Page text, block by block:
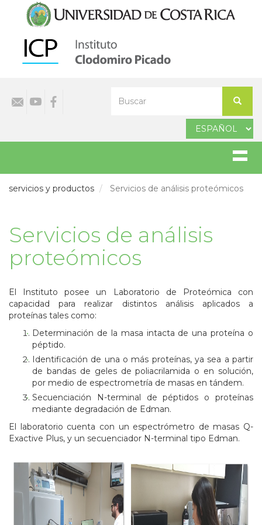
contenido
principal
Buscar
your
servicios y productos Servicios de análisis proteómicos
Servicios de análisis
proteómicos
El Instituto posee un Laboratorio de Proteómica con
capacidad para realizar distintos análisis aplicados a
proteínas tales como:
Determinación de la masa intacta de una proteína o
péptido.
Identificación de una o más proteínas, ya sea a partir
de bandas de geles de poliacrilamida o en solución,
por medio de espectrometría de masas en tándem.
Secuenciación N-terminal de péptidos o proteínas
mediante degradación de Edman.
El laboratorio cuenta con un espectrómetro de masas Q-
Exactive Plus, y un secuenciador N-terminal tipo Edman.